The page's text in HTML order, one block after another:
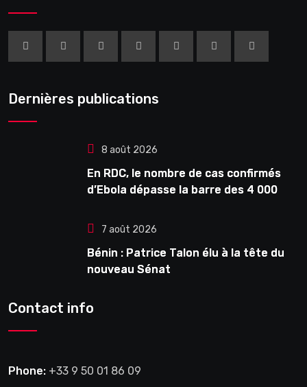
Dernières publications
8 août 2026
En RDC, le nombre de cas confirmés
d’Ebola dépasse la barre des 4 000
7 août 2026
Bénin : Patrice Talon élu à la tête du
nouveau Sénat
Contact info
Phone: +33 9 50 01 86 09